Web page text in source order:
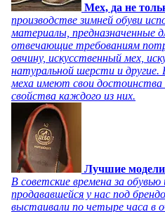
Мех, да не
производстве зимней обуви
материалы, предназначенные
отвечающие требованиям
овчину, искусственный мех,
натуральной шерсти и другие.
меха имеют свои
свойства каждого из них.
Лучшие модели
В советские времена за обувью
продававшейся у нас под
выстаивали по четыре часа в